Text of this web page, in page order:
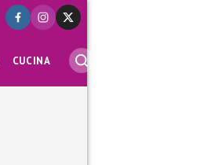
CUCINA